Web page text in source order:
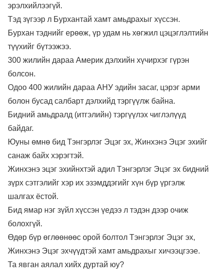
эрэлхийлээгүй.
Тэд зүгээр л Бурхантай хамт амьдрахыг хүссэн.
Бурхан тэднийг ерөөж, үр удам нь хөгжил цэцэглэлтийн
түүхийг бүтээжээ.
300 жилийн дараа Америк дэлхийн хүчирхэг гүрэн
болсон.
Одоо 400 жилийн дараа АНУ эдийн засаг, цэрэг арми
болон бусад салбарт дэлхийд тэргүүлж байна.
Бидний амьдралд (итгэлийн) тэргүүлэх чиглэлүүд
байдаг.
Юуны өмнө бид Тэнгэрлэг Эцэг эх, Жинхэнэ Эцэг эхийг
санаж байх хэрэгтэй.
Жинхэнэ эцэг эхийнхтэй адил Тэнгэрлэг Эцэг эх бидний
зүрх сэтгэлийг хэр их эзэмддэгийг хүн бүр үргэлж
шалгах ёстой.
Бид ямар нэг зүйл хүссэн үедээ л тэдэн дээр очиж
болохгүй.
Өдөр бүр өглөөнөөс орой болтол Тэнгэрлэг Эцэг эх,
Жинхэнэ Эцэг эхчүүдтэй хамт амьдрахыг хичээцгээе.
Та явган аялал хийх дуртай юу?